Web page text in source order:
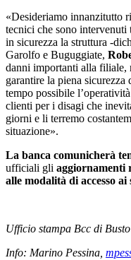
«Desideriamo innanzitutto
tecnici che sono intervenuti
in sicurezza la struttura -
Garolfo e Buguggiate,
danni importanti alla filiale,
garantire la piena
tempo possibile
clienti per i disagi che
giorni e li terremo
situazione».
La banca comunicherà
ufficiali gli aggiornamenti
alle modalità di accesso ai
Ufficio stampa Bcc di
Info: Marino Pessina,